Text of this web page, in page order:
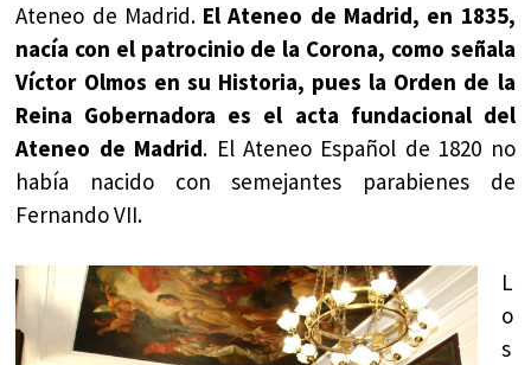
Ateneo de Madrid. El Ateneo de Madrid, en 1835,
nacía con el patrocinio de la Corona, como señala
Víctor Olmos en su Historia, pues la Orden de la
Reina Gobernadora es el acta fundacional del
Ateneo de Madrid. El Ateneo Español de 1820 no
había nacido con semejantes parabienes de
Fernando VII.
L
o
s